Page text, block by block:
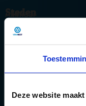
Deze website
Steden
Alkmaar
Almere
Alphen aan den Rijn
Amsterdam
Apeldoorn
Breda